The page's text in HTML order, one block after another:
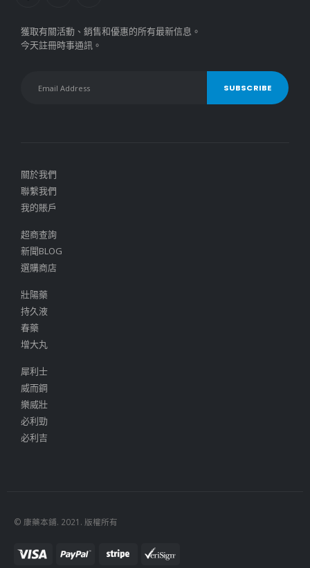
獲取有關活動、銷售和優惠的所有最新信息。
今天註冊時事通訊。
關於我們
聯繫我們
我的賬戶
超商查詢
新聞BLOG
選購商店
壯陽藥
持久液
春藥
增大丸
犀利士
威而鋼
樂威壯
必利勁
必利吉
© 康藥本鋪. 2021. 版權所有